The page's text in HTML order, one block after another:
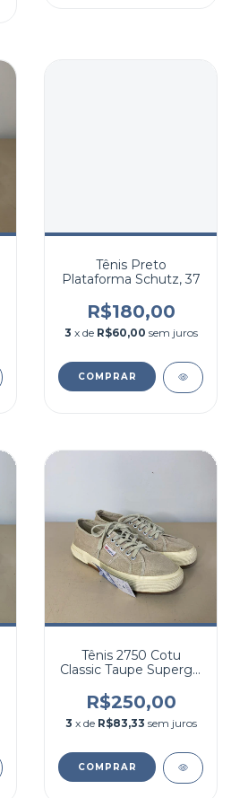
Tênis Preto
Plataforma Schutz, 37
R$180,00
3 x de R$60,00 sem juros
COMPRAR
Tênis 2750 Cotu
Classic Taupe Superga,
R$250,00
3 x de R$83,33 sem juros
COMPRAR